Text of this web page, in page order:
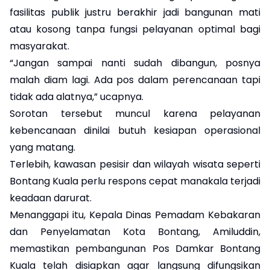
fasilitas publik justru berakhir jadi bangunan mati
atau kosong tanpa fungsi pelayanan optimal bagi
masyarakat.
“Jangan sampai nanti sudah dibangun, posnya
malah diam lagi. Ada pos dalam perencanaan tapi
tidak ada alatnya,” ucapnya.
Sorotan tersebut muncul karena pelayanan
kebencanaan dinilai butuh kesiapan operasional
yang matang.
Terlebih, kawasan pesisir dan wilayah wisata seperti
Bontang Kuala perlu respons cepat manakala terjadi
keadaan darurat.
Menanggapi itu, Kepala Dinas Pemadam Kebakaran
dan Penyelamatan Kota Bontang, Amiluddin,
memastikan pembangunan Pos Damkar Bontang
Kuala telah disiapkan agar langsung difungsikan